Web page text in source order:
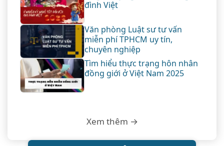
đình Việt
Văn phòng Luật sư tư vấn
miễn phí TPHCM uy tín,
chuyên nghiệp
Tìm hiểu thực trạng hôn nhân
đồng giới ở Việt Nam 2025
Xem thêm →